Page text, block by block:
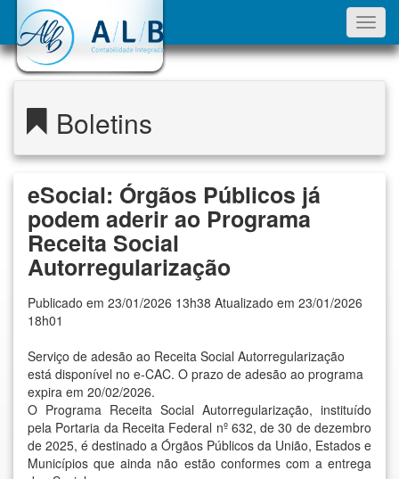
Boletins
eSocial: Órgãos Públicos já
podem aderir ao Programa
Receita Social
Autorregularização
Publicado em 23/01/2026 13h38 Atualizado em 23/01/2026
18h01
Serviço de adesão ao Receita Social Autorregularização
está disponível no e-CAC. O prazo de adesão ao programa
expira em 20/02/2026.
O Programa Receita Social Autorregularização, instituído
pela Portaria da Receita Federal nº 632, de 30 de dezembro
de 2025, é destinado a Órgãos Públicos da União, Estados e
Municípios que ainda não estão conformes com a entrega